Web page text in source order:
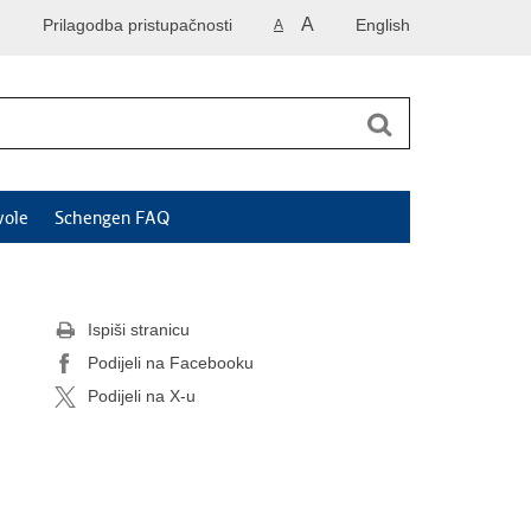
English
A A
Prilagodba pristupačnosti
Schengen FAQ
Ispiši stranicu
Podijeli na Facebooku
Podijeli na X-u